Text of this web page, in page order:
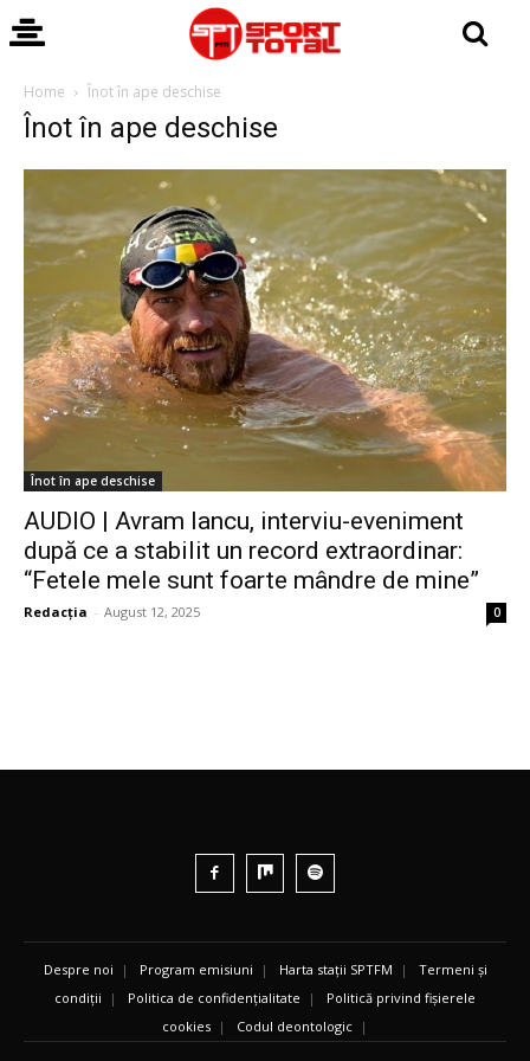
Home Înot în ape deschise
Înot în ape deschise
Înot în ape deschise
AUDIO | Avram Iancu, interviu-eveniment
după ce a stabilit un record extraordinar:
“Fetele mele sunt foarte mândre de mine”
Redacția - August 12, 2025 0
Despre noi | Program emisiuni | Harta stații SPTFM | Termeni și
condiții | Politica de confidențialitate | Politică privind fișierele
cookies | Codul deontologic |